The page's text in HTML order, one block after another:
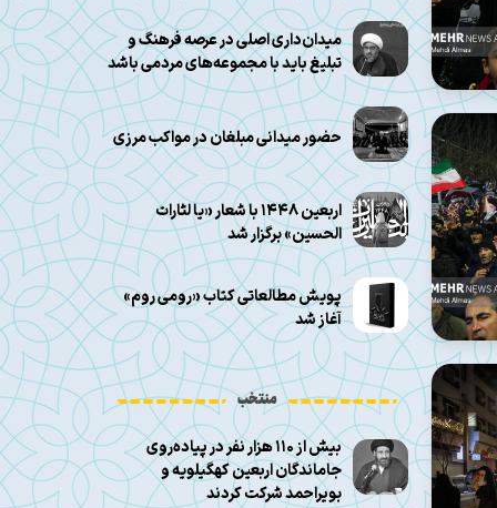
میدان‌داری اصلی در عرصه فرهنگ و
تبلیغ باید با مجموعه‌های مردمی باشد
حضور میدانی مبلغان در مواکب مرزی
اربعین ۱۴۴۸ با شعار «یا لثارات
الحسین» برگزار شد
پویش مطالعاتی کتاب «رومی روم»
آغاز شد
منتخب
بیش از ۱۱۰ هزار نفر در پیاده‌روی
جاماندگان اربعین کهگیلویه و
بویراحمد شرکت کردند